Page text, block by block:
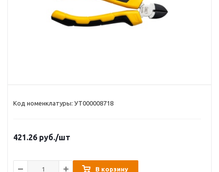
Код номенклатуры: УТ000008718
421.26 руб./шт
В корзину